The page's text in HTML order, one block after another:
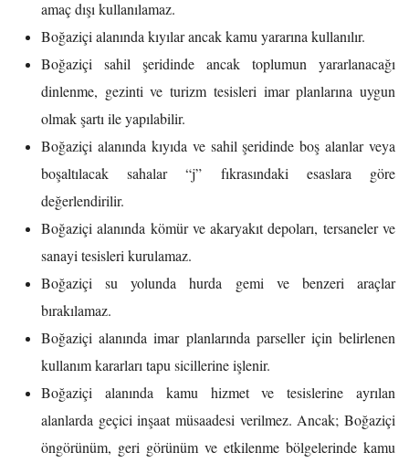
amaç dışı kullanılamaz.
Boğaziçi alanında kıyılar ancak kamu yararına kullanılır.
Boğaziçi sahil şeridinde ancak toplumun yararlanacağı
dinlenme, gezinti ve turizm tesisleri imar planlarına uygun
olmak şartı ile yapılabilir.
Boğaziçi alanında kıyıda ve sahil şeridinde boş alanlar veya
boşaltılacak sahalar “j” fıkrasındaki esaslara göre
değerlendirilir.
Boğaziçi alanında kömür ve akaryakıt depoları, tersaneler ve
sanayi tesisleri kurulamaz.
Boğaziçi su yolunda hurda gemi ve benzeri araçlar
bırakılamaz.
Boğaziçi alanında imar planlarında parseller için belirlenen
kullanım kararları tapu sicillerine işlenir.
Boğaziçi alanında kamu hizmet ve tesislerine ayrılan
alanlarda geçici inşaat müsaadesi verilmez. Ancak; Boğaziçi
öngörünüm, geri görünüm ve etkilenme bölgelerinde kamu